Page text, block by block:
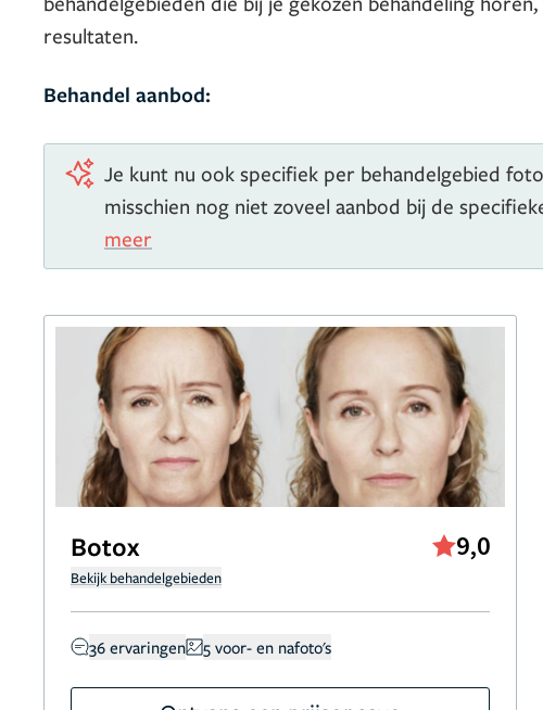
resultaten.
Behandel aanbod:
Je kunt nu ook specifiek per behandelgebied
misschien nog niet zoveel aanbod bij de
meer
Botox 9,0
Bekijk behandelgebieden
36 ervaringen 5 voor- en nafoto's